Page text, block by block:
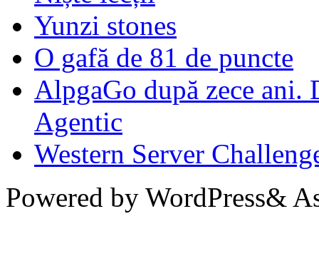
Yunzi stones
O gafă de 81 de puncte
AlpgaGo după zece ani.
Agentic
Western Server
Powered by WordPress&